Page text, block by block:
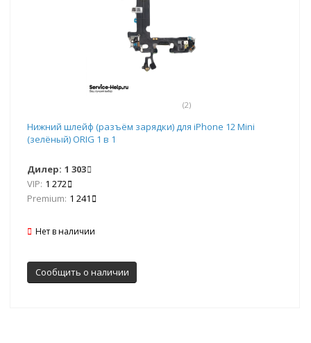
(2)
Нижний шлейф (разъём зарядки) для iPhone 12 Mini
(зелёный) ORIG 1 в 1
Дилер: 1 303
VIP: 1 272
Premium: 1 241
Нет в наличии
Сообщить о наличии